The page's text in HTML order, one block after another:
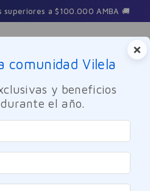
superiores a $100.000 AMBA 🚚
rizos-definidos-200ml
×
comunidad Vilela
y beneficios
el año.